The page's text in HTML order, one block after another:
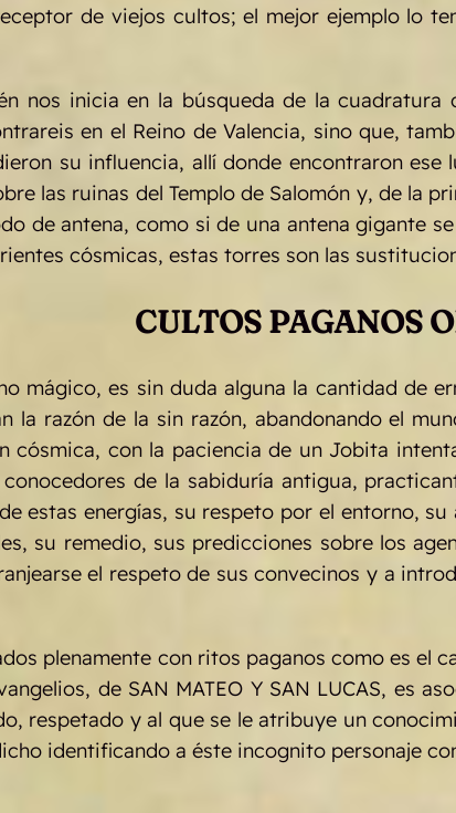
de viejos cultos; el mejor ejemplo lo
nos inicia en la búsqueda de la
en el Reino de Valencia, sino que,
su influencia, allí donde encontraron
las ruinas del Templo de Salomón y, de la
de antena, como si de una antena gigante
cósmicas, estas torres son las
CULTOS PAGANOS
mágico, es sin duda alguna la cantidad de
la razón de la sin razón, abandonando el
cósmica, con la paciencia de un Jobita
de la sabiduría antigua,
estas energías, su respeto por el entorno,
su remedio, sus predicciones sobre los
el respeto de sus convecinos y a
plenamente con ritos paganos como es el
de SAN MATEO Y SAN LUCAS, es
respetado y al que se le atribuye un
identificando a éste incognito personaje